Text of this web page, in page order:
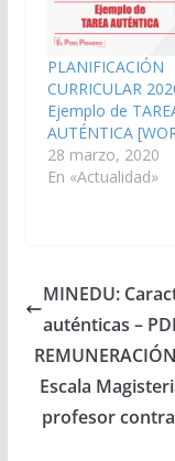
PLANIFICACIÓN
CURRICULAR
Ejemplo de
AUTÉNTICA
28 marzo, 2020
En «Actualidad»
MINEDU:
auténticas –
Escala
profesor